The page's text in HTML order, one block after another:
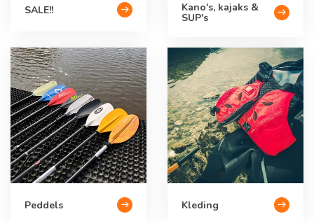
SALE!! Kano's, kajaks &
SUP's
Peddels Kleding